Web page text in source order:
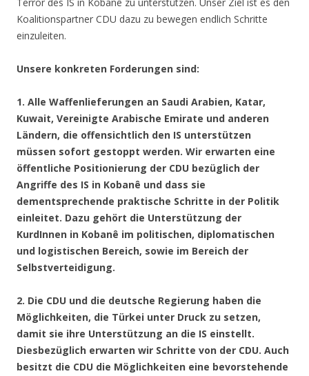
Terror des IS in Kobanê zu unterstützen. Unser Ziel ist es den
Koalitionspartner CDU dazu zu bewegen endlich Schritte
einzuleiten.
Unsere konkreten Forderungen sind:
1. Alle Waffenlieferungen an Saudi Arabien, Katar,
Kuwait, Vereinigte Arabische Emirate und anderen
Ländern, die offensichtlich den IS unterstützen
müssen sofort gestoppt werden. Wir erwarten eine
öffentliche Positionierung der CDU bezüglich der
Angriffe des IS in Kobanê und dass sie
dementsprechende praktische Schritte in der Politik
einleitet. Dazu gehört die Unterstützung der
KurdInnen in Kobanê im politischen, diplomatischen
und logistischen Bereich, sowie im Bereich der
Selbstverteidigung.
2. Die CDU und die deutsche Regierung haben die
Möglichkeiten, die Türkei unter Druck zu setzen,
damit sie ihre Unterstützung an die IS einstellt.
Diesbezüglich erwarten wir Schritte von der CDU. Auch
besitzt die CDU die Möglichkeiten eine bevorstehende